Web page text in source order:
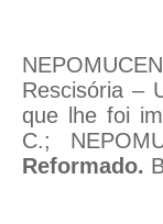
Rescisória –
que lhe foi
C.;
Reformado.